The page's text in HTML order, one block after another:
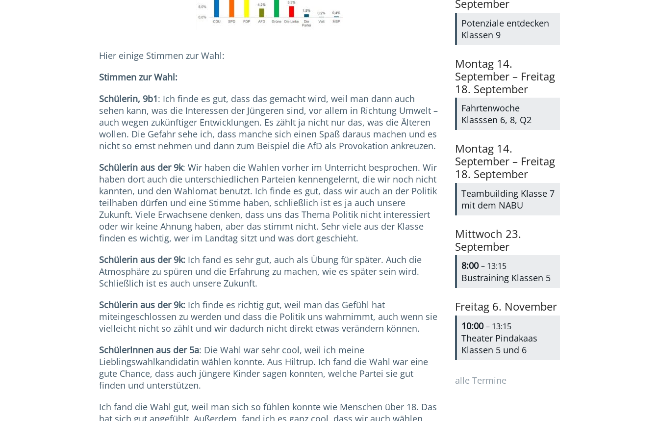
Hier einige Stimmen zur Wahl:
Stimmen zur Wahl:
Schülerin, 9b1: Ich finde es gut, dass das gemacht wird, weil man dann auch
sehen kann, was die Interessen der Jüngeren sind, vor allem in Richtung Umwelt –
auch wegen zukünftiger Entwicklungen. Es zählt ja nicht nur das, was die Älteren
wollen. Die Gefahr sehe ich, dass manche sich einen Spaß daraus machen und es
nicht so ernst nehmen und dann zum Beispiel die AfD als Provokation ankreuzen.
Schülerin aus der 9k: Wir haben die Wahlen vorher im Unterricht besprochen. Wir
haben dort auch die unterschiedlichen Parteien kennengelernt, die wir noch nicht
kannten, und den Wahlomat benutzt. Ich finde es gut, dass wir auch an der Politik
teilhaben dürfen und eine Stimme haben, schließlich ist es ja auch unsere
Zukunft. Viele Erwachsene denken, dass uns das Thema Politik nicht interessiert
oder wir keine Ahnung haben, aber das stimmt nicht. Sehr viele aus der Klasse
finden es wichtig, wer im Landtag sitzt und was dort geschieht.
Schülerin aus der 9k: Ich fand es sehr gut, auch als Übung für später. Auch die
Atmosphäre zu spüren und die Erfahrung zu machen, wie es später sein wird.
Schließlich ist es auch unsere Zukunft.
Schülerin aus der 9k: Ich finde es richtig gut, weil man das Gefühl hat
miteingeschlossen zu werden und dass die Politik uns wahrnimmt, auch wenn sie
vielleicht nicht so zählt und wir dadurch nicht direkt etwas verändern können.
SchülerInnen aus der 5a: Die Wahl war sehr cool, weil ich meine
Lieblingswahlkandidatin wählen konnte. Aus Hiltrup. Ich fand die Wahl war eine
gute Chance, dass auch jüngere Kinder sagen konnten, welche Partei sie gut
finden und unterstützen.
Ich fand die Wahl gut, weil man sich so fühlen konnte wie Menschen über 18. Das
hat sich gut angefühlt. Außerdem, fand ich es ganz cool, dass wir auch wählen
September
Potenziale entdecken
Klassen 9
Montag 14.
September– Freitag
18. September
Fahrtenwoche
Klasssen 6, 8, Q2
Montag 14.
September– Freitag
18. September
Teambuilding Klasse 7
mit dem NABU
Mittwoch 23.
September
8:00– 13:15
Bustraining Klassen 5
Freitag 6. November
10:00– 13:15
Theater Pindakaas
Klassen 5 und 6
alle Termine